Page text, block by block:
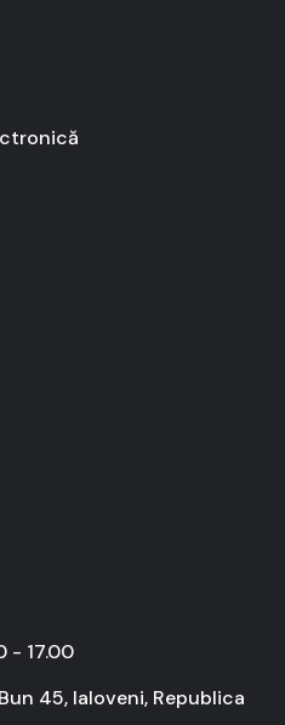
- 17.00
45, Ialoveni, Republica